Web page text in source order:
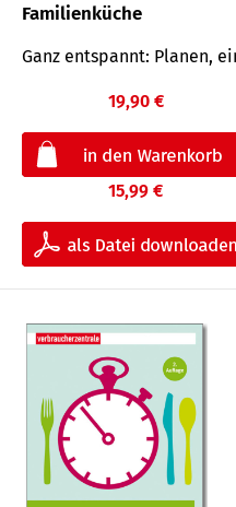
Familienküche
Ganz entspannt: Planen,
19,90 €
15,99 €